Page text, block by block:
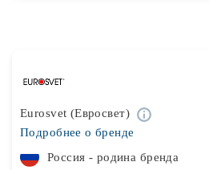
База знаний
Контакты
Eurosvet (Евросвет)
Подробнее о бренде
Россия - родина бренда